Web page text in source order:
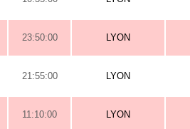
23:50:00 LYON
21:55:00 LYON
11:10:00 LYON